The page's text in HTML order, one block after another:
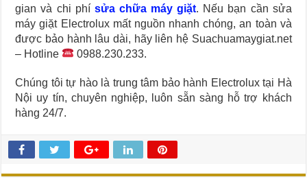
gian và chi phí sửa chữa máy giặt. Nếu bạn cần sửa
máy giặt Electrolux mất nguồn nhanh chóng, an toàn và
được bảo hành lâu dài, hãy liên hệ Suachuamaygiat.net
– Hotline
0988.230.233.
Chúng tôi tự hào là trung tâm bảo hành Electrolux tại Hà
Nội uy tín, chuyên nghiệp, luôn sẵn sàng hỗ trợ khách
hàng 24/7.